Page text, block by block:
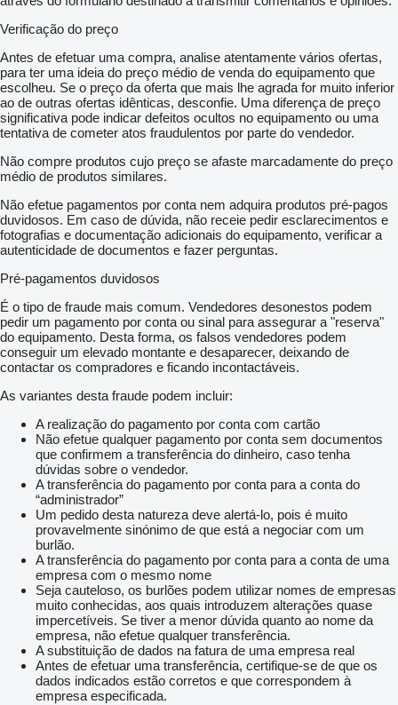
Verificação do preço
Antes de efetuar uma compra, analise atentamente vários ofertas,
para ter uma ideia do preço médio de venda do equipamento que
escolheu. Se o preço da oferta que mais lhe agrada for muito inferior
ao de outras ofertas idênticas, desconfie. Uma diferença de preço
significativa pode indicar defeitos ocultos no equipamento ou uma
tentativa de cometer atos fraudulentos por parte do vendedor.
Não compre produtos cujo preço se afaste marcadamente do preço
médio de produtos similares.
Não efetue pagamentos por conta nem adquira produtos pré-pagos
duvidosos. Em caso de dúvida, não receie pedir esclarecimentos e
fotografias e documentação adicionais do equipamento, verificar a
autenticidade de documentos e fazer perguntas.
Pré-pagamentos duvidosos
É o tipo de fraude mais comum. Vendedores desonestos podem
pedir um pagamento por conta ou sinal para assegurar a "reserva"
do equipamento. Desta forma, os falsos vendedores podem
conseguir um elevado montante e desaparecer, deixando de
contactar os compradores e ficando incontactáveis.
As variantes desta fraude podem incluir:
A realização do pagamento por conta com cartão
Não efetue qualquer pagamento por conta sem documentos
que confirmem a transferência do dinheiro, caso tenha
dúvidas sobre o vendedor.
A transferência do pagamento por conta para a conta do
“administrador”
Um pedido desta natureza deve alertá-lo, pois é muito
provavelmente sinónimo de que está a negociar com um
burlão.
A transferência do pagamento por conta para a conta de uma
empresa com o mesmo nome
Seja cauteloso, os burlões podem utilizar nomes de empresas
muito conhecidas, aos quais introduzem alterações quase
impercetíveis. Se tiver a menor dúvida quanto ao nome da
empresa, não efetue qualquer transferência.
A substituição de dados na fatura de uma empresa real
Antes de efetuar uma transferência, certifique-se de que os
dados indicados estão corretos e que correspondem à
empresa especificada.